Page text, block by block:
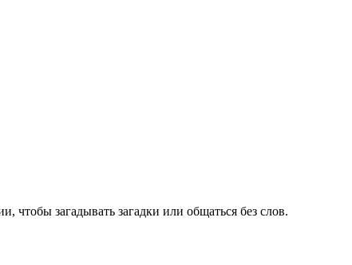
загадывать загадки или общаться без слов.